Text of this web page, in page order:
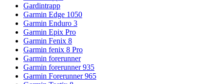
Gardintrapp
Garmin Edge 1050
Garmin Enduro 3
Garmin Epix Pro
Garmin Fenix 8
Garmin fenix 8 Pro
Garmin forerunner
Garmin forerunner 935
Garmin Forerunner 965